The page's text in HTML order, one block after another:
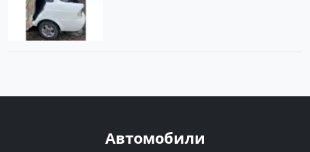
Автомобили